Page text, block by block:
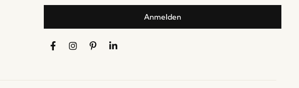
Anmelden